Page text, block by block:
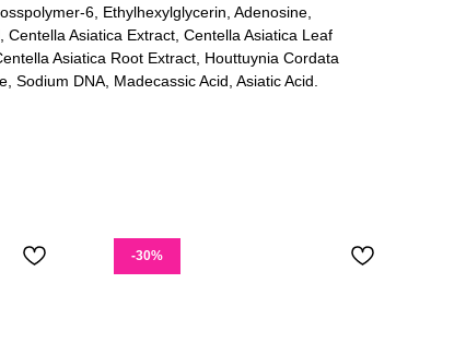
6, Ethylhexylglycerin, Adenosine,
Asiatica Extract, Centella Asiatica Leaf
Asiatica Root Extract, Houttuynia Cordata
Sodium DNA, Madecassic Acid, Asiatic Acid.
-30%